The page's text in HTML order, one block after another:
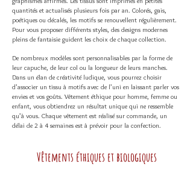
quantités et actualisés plusieurs fois par an. Colorés, gais,
poétiques ou décalés, les motifs se renouvellent régulièrement.
Pour vous proposer différents styles, des designs modernes
pleins de fantaisie guident les choix de chaque collection.
De nombreux modèles sont personnalisables par la forme de
leur capuche, de leur col ou la longueur de leurs manches.
Dans un élan de créativité ludique, vous pourrez choisir
d’associer un tissu à motifs avec de l’uni en laissant parler vos
envies et vos goûts. Vêtement éthique pour homme, femme ou
enfant, vous obtiendrez un résultat unique qui ne ressemble
qu’à vous. Chaque vêtement est réalisé sur commande, un
délai de 2 à 4 semaines est à prévoir pour la confection.
Vêtements éthiques et biologiques